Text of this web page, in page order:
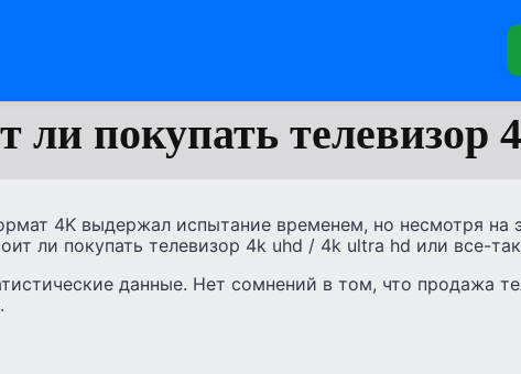
ли покупать телевизор
4K выдержал испытание временем, но несмотря на
ли покупать телевизор 4k uhd / 4k ultra hd или все-
данные. Нет сомнений в том, что продажа